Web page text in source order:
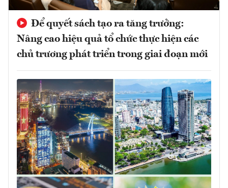
Để quyết sách tạo ra tăng trưởng:
Nâng cao hiệu quả tổ chức thực hiện các
chủ trương phát triển trong giai đoạn mới